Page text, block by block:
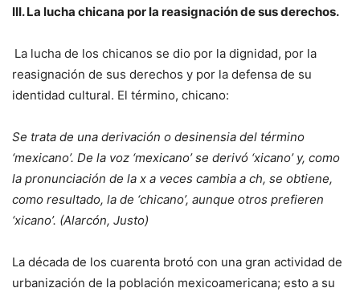
III. La lucha chicana por la reasignación de sus derechos.
La lucha de los chicanos se dio por la dignidad, por la
reasignación de sus derechos y por la defensa de su
identidad cultural. El término, chicano:
Se trata de una derivación o desinensia del término
‘mexicano’. De la voz ‘mexicano’ se derivó ‘xicano’ y, como
la pronunciación de la x a veces cambia a ch, se obtiene,
como resultado, la de ‘chicano’, aunque otros prefieren
‘xicano’. (Alarcón, Justo)
La década de los cuarenta brotó con una gran actividad de
urbanización de la población mexicoamericana; esto a su